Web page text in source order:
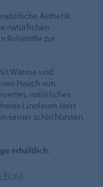
Ästhetik
natürlichen
Rohstoffe zur
Wärme und
Hauch von
natürliches
Linoleum lässt
seiner schlichtesten
erhältlich.